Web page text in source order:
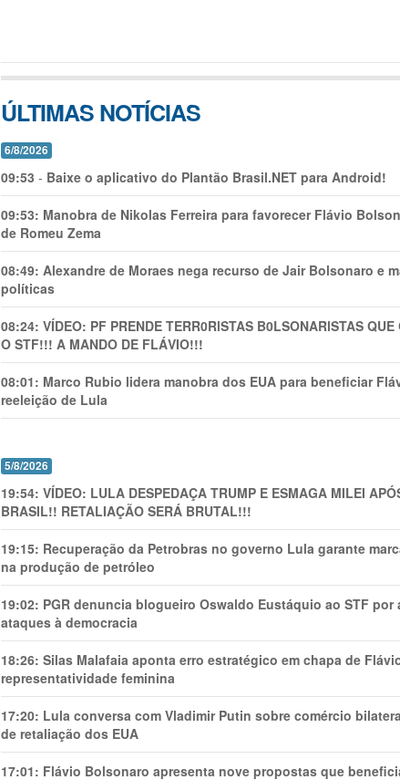
ÚLTIMAS NOTÍCIAS
6/8/2026
09:53 - Baixe o aplicativo do Plantão Brasil.NET para Android!
09:53: Manobra de Nikolas Ferreira para favorecer Flávio
de Romeu Zema
08:49: Alexandre de Moraes nega recurso de Jair Bolsonaro e
políticas
08:24: VÍDEO: PF PRENDE TERR0RlSTAS B0LSONARlSTAS
O STF!!! A MANDO DE FLÁVIO!!!
08:01: Marco Rubio lidera manobra dos EUA para beneficiar
reeleição de Lula
5/8/2026
19:54: VÍDEO: LULA DESPEDAÇA TRUMP E ESMAGA MILEI
BRASIL!! RETALIAÇÃO SERÁ BRUTAL!!!
19:15: Recuperação da Petrobras no governo Lula garante
na produção de petróleo
19:02: PGR denuncia blogueiro Oswaldo Eustáquio ao STF
ataques à democracia
18:26: Silas Malafaia aponta erro estratégico em chapa de
representatividade feminina
17:20: Lula conversa com Vladimir Putin sobre comércio
de retaliação dos EUA
17:01: Flávio Bolsonaro apresenta nove propostas que